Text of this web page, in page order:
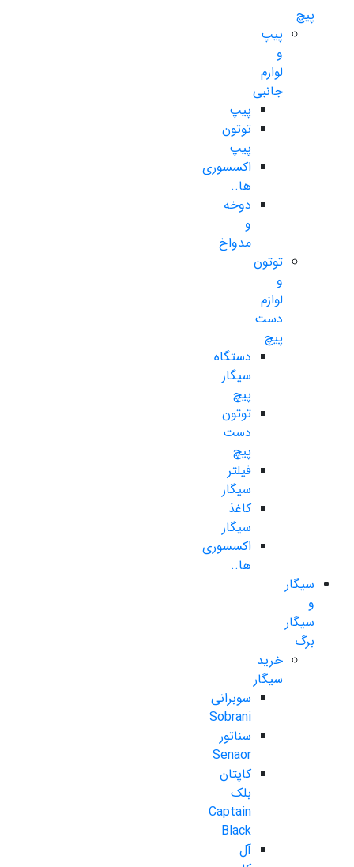
پیچ
پیپ
و
لوازم
جانبی
پیپ
توتون
پیپ
اکسسوری
ها..
دوخه
و
مدواخ
توتون
و
لوازم
دست
پیچ
دستگاه
سیگار
پیچ
توتون
دست
پیچ
فیلتر
سیگار
کاغذ
سیگار
اکسسوری
ها..
سیگار
و
سیگار
برگ
خرید
سیگار
سوبرانی
Sobrani
سناتور
Senaor
کاپتان
بلک
Captain
Black
آل